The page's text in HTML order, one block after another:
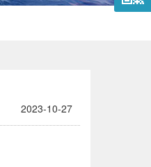
2023-10-27